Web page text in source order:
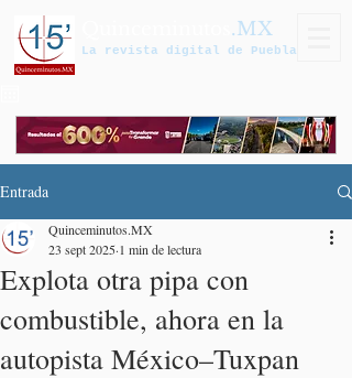
.MX
La revista digital de Puebla
Entrada
Explota otra pipa con
combustible, ahora en la
autopista México–Tuxpan
Quinceminutos.MX
23 sept 2025 1 min de lectura